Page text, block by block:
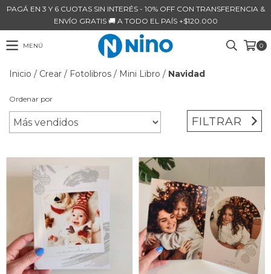
PAGÁ EN 3 Y 6 CUOTAS SIN INTERÉS - 10% OFF CON TRANSFERENCIA &
ENVÍO GRATIS 🚚 A TODO EL PAÍS +$120.000
MENÚ 0
Inicio / Crear / Fotolibros / Mini Libro / Navidad
Ordenar por
FILTRAR